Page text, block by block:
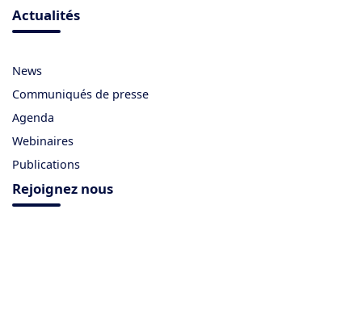
Actualités
News
Communiqués de presse
Agenda
Webinaires
Publications
Rejoignez nous